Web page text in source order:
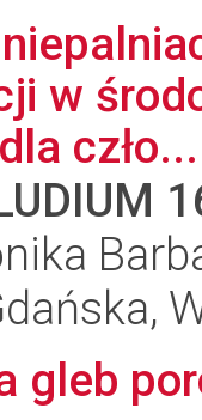
w
czło...
gleb